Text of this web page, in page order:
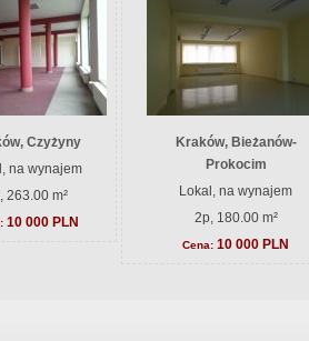
Czyżyny
na wynajem
263.00 m²
10 000 PLN
Kraków, Bieżanów-
Prokocim
Lokal, na wynajem
2p, 180.00 m²
Cena: 10 000 PLN